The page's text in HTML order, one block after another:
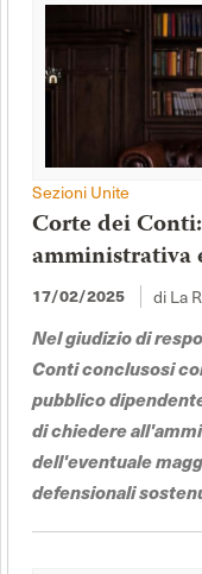
Sezioni Unite
Corte dei
amministrativa
17/02/2025 di La
Nel giudizio di
Conti conclusosi
pubblico
di chiedere
dell'eventuale
defensionali